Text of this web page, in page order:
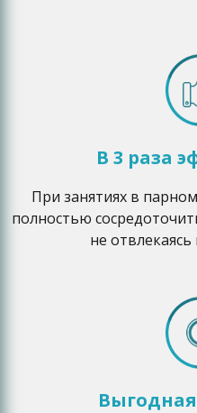
В 3 раза
При занятиях в
полностью
не